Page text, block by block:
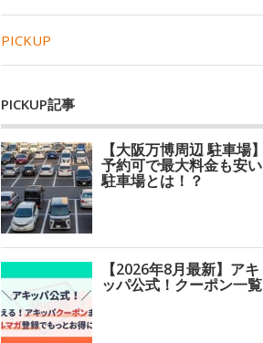
PICKUP
PICKUP記事
【大阪万博周辺 駐車場】
予約可で最大料金も安い
駐車場とは！？
【2026年8月最新】アキ
ッパ公式！クーポン一覧